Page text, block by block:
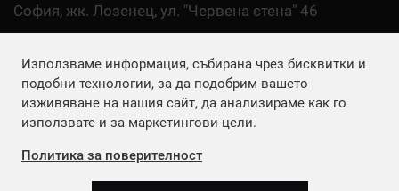
София, жк. Лозенец, ул. "Червена стена" 46
Email: office@agro.bg
FACEBOOK
Използваме информация, събирана чрез бисквитки и
подобни технологии, за да подобрим вашето
изживяване на нашия сайт, да анализираме как го
използвате и за маркетингови цели.
Политика за поверителност